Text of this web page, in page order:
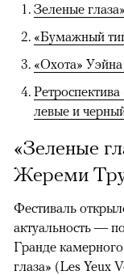
Зеленые
«Бумажный
«Охота»
левые и
«Зеленые
Жереми
Фестиваль
актуальность —
Гранде
глаза» (Les Yeux